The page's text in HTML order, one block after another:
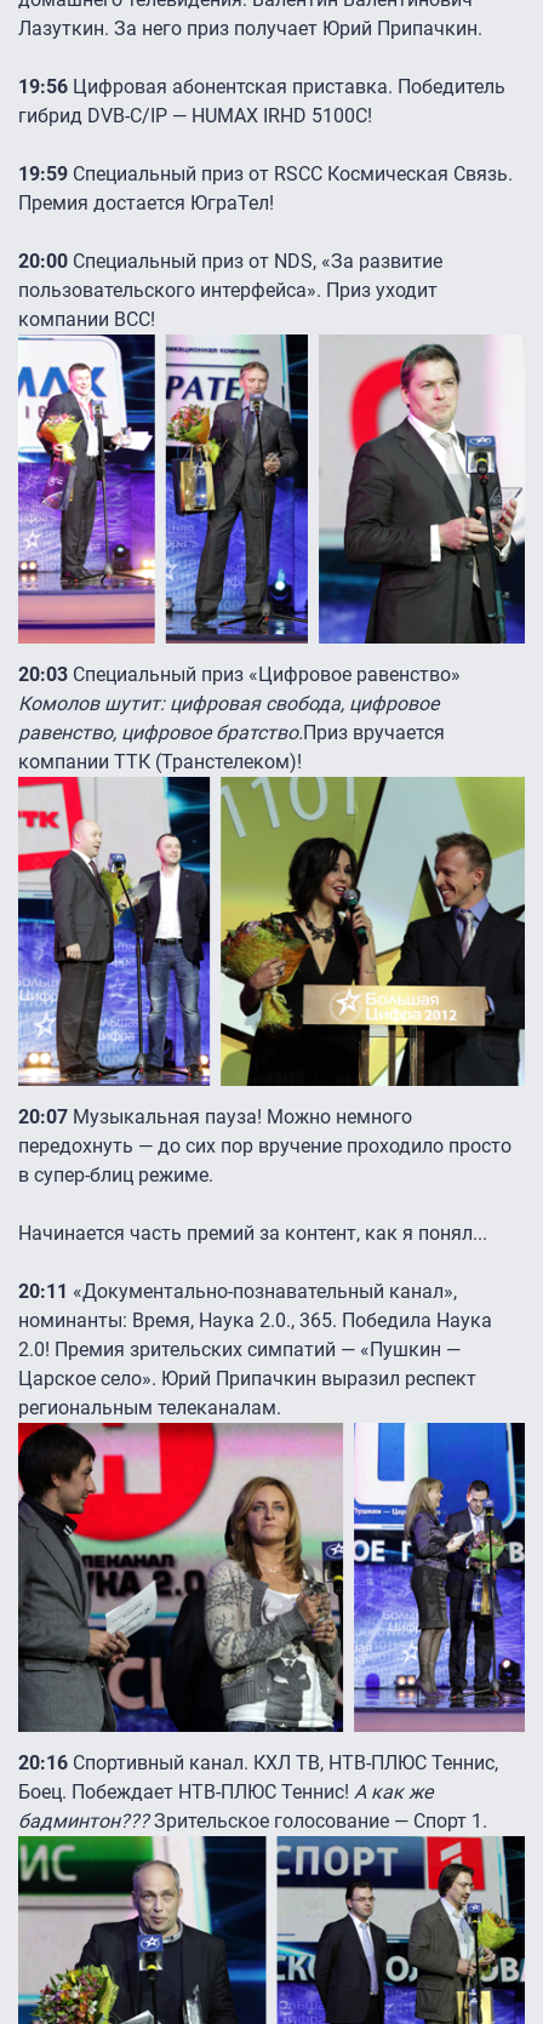
Лазуткин. За него приз получает Юрий Припачкин.
19:56 Цифровая абонентская приставка. Победитель
гибрид DVB-C/IP — HUMAX IRHD 5100C!
19:59 Специальный приз от RSCC Космическая Связь.
Премия достается ЮграТел!
20:00 Специальный приз от NDS, «За развитие
пользовательского интерфейса». Приз уходит
компании BCC!
20:03 Специальный приз «Цифровое равенство»
Комолов шутит: цифровая свобода, цифровое
равенство, цифровое братство. Приз вручается
компании ТТК (Транстелеком)!
20:07 Музыкальная пауза! Можно немного
передохнуть — до сих пор вручение проходило просто
в супер-блиц режиме.
Начинается часть премий за контент, как я понял...
20:11 «Документально-познавательный канал»,
номинанты: Время, Наука 2.0., 365. Победила Наука
2.0! Премия зрительских симпатий — «Пушкин —
Царское село». Юрий Припачкин выразил респект
региональным телеканалам.
20:16 Спортивный канал. КХЛ ТВ, НТВ-ПЛЮС Теннис,
Боец. Побеждает НТВ-ПЛЮС Теннис! А как же
бадминтон???Зрительское голосование — Спорт 1.